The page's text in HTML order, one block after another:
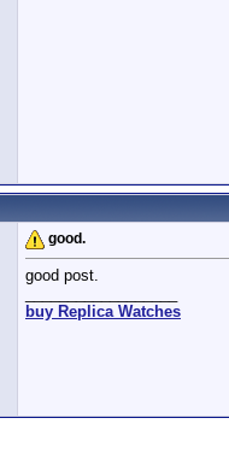
good.
good post.
buy Replica Watches